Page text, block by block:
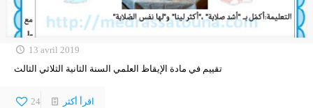
13 avril 2019
تقييم في مادة الإيقاظ العلمي السنة الثانية الثلاثي الثالث
24 اقرأ أكثر